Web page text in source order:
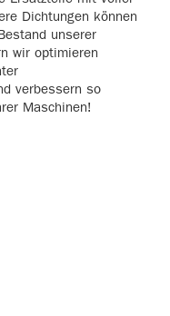
Dichtungen können
unserer
wir optimieren
verbessern so
Maschinen!